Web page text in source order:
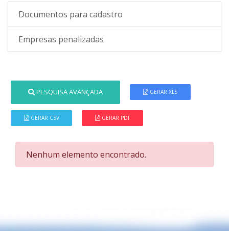
Documentos para cadastro
Empresas penalizadas
PESQUISA AVANÇADA GERAR XLS
GERAR CSV GERAR PDF
Nenhum elemento encontrado.